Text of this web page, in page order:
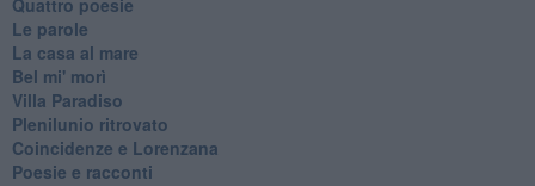
Le parole
La casa al mare
Bel mi' morì
Villa Paradiso
Plenilunio ritrovato
Coincidenze e Lorenzana
Poesie e racconti